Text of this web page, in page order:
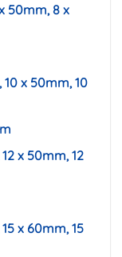
50mm, 8 x
x 50mm, 10
x 50mm, 12
x 60mm, 15